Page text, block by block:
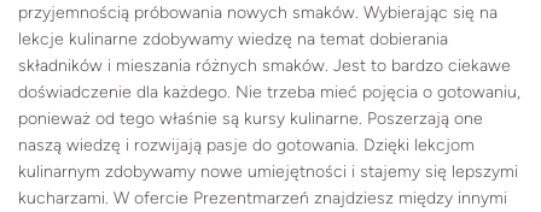
przyjemnością próbowania nowych smaków. Wybierając się na
lekcje kulinarne zdobywamy wiedzę na temat dobierania
składników i mieszania różnych smaków. Jest to bardzo ciekawe
doświadczenie dla każdego. Nie trzeba mieć pojęcia o gotowaniu,
ponieważ od tego właśnie są kursy kulinarne. Poszerzają one
naszą wiedzę i rozwijają pasje do gotowania. Dzięki lekcjom
kulinarnym zdobywamy nowe umiejętności i stajemy się lepszymi
kucharzami. W ofercie Prezentmarzeń znajdziesz między innymi